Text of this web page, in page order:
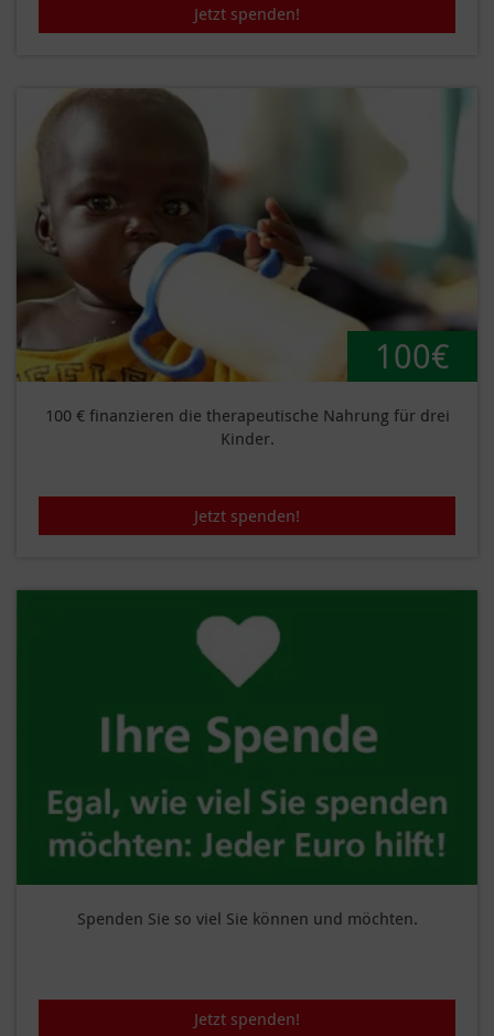
Jetzt spenden!
100€
100 € finanzieren die therapeutische Nahrung für drei
Kinder.
Jetzt spenden!
Spenden Sie so viel Sie können und möchten.
Jetzt spenden!